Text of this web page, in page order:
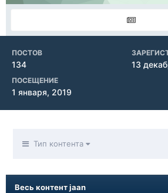
ПОСТОВ
134 13
ПОСЕЩЕНИЕ
1 января, 2019
Тип контента
Весь контент jaan